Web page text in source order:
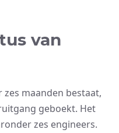
van
maanden bestaat,
geboekt. Het
zes engineers.